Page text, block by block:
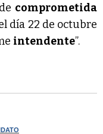
comprometida
día 22 de octubre
intendente”.